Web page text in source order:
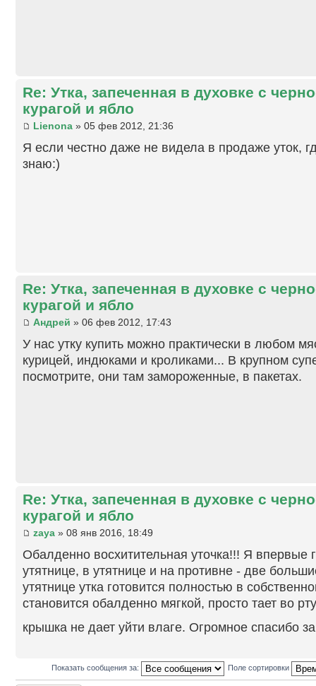
Re: Утка, запеченная в духовке с
курагой и ябло
Lienona » 05 фев 2012, 21:36
Я если честно даже не видела в продаже уток,
знаю:)
Re: Утка, запеченная в духовке с
курагой и ябло
Андрей » 06 фев 2012, 17:43
У нас утку купить можно практически в любом
курицей, индюками и кроликами... В крупном
посмотрите, они там замороженные, в пакетах.
Re: Утка, запеченная в духовке с
курагой и ябло
zaya » 08 янв 2016, 18:49
Обалденно восхитительная уточка!!! Я впервые
утятнице, в утятнице и на противне - две
утятнице утка готовится полностью в
становится обалденно мягкой, просто тает во
крышка не дает уйти влаге. Огромное спасибо
Показать сообщения за: Поле сортировки